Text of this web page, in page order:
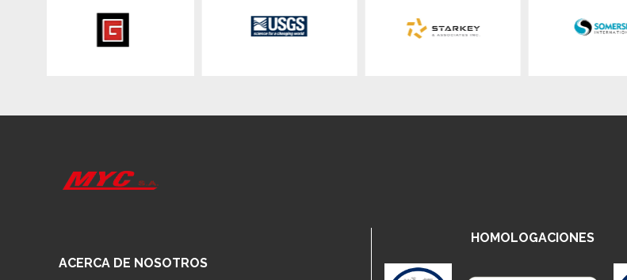
ACERCA DE NOSOTROS
HOMOLOGACIONES